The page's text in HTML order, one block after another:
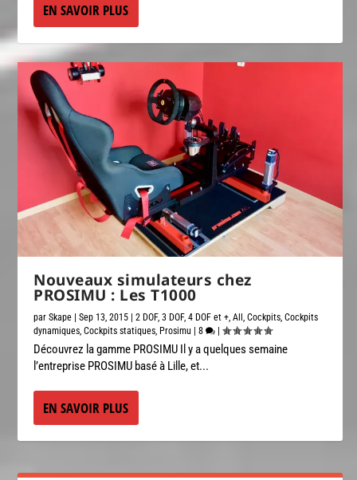
EN SAVOIR PLUS
Nouveaux simulateurs chez
PROSIMU : Les T1000
parSkape |Sep 13, 2015 |2 DOF,3 DOF,4 DOF et +,All,Cockpits,Cockpits
dynamiques,Cockpits statiques, Prosimu |8 |
Découvrez la gamme PROSIMU Il y a quelques semaine
l’entreprise PROSIMU basé à Lille, et...
EN SAVOIR PLUS